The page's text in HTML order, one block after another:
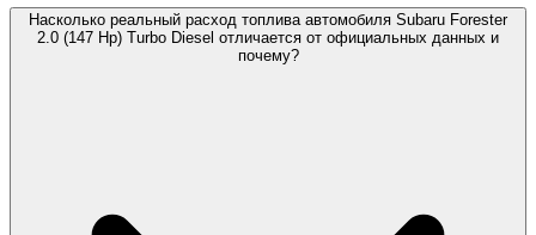
Насколько реальный расход топлива автомобиля Subaru Forester
2.0 (147 Hp) Turbo Diesel отличается от официальных данных и
почему?